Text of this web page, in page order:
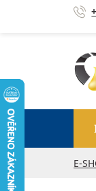
Přejít na obsah
E-